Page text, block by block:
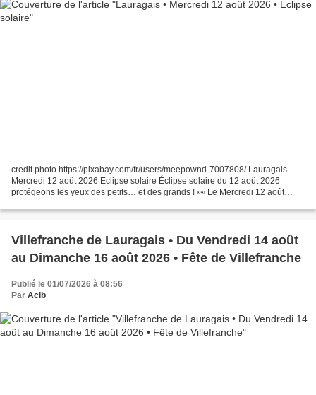
credit photo https://pixabay.com/fr/users/meepownd-7007808/ Lauragais
Mercredi 12 août 2026 Eclipse solaire Éclipse solaire du 12 août 2026
protégeons les yeux des petits… et des grands ! 👀 Le Mercredi 12 août
Villefranche de Lauragais • Du Vendredi 14 août
au Dimanche 16 août 2026 • Fête de Villefranche
Publié le 01/07/2026 à 08:56
Par Acib